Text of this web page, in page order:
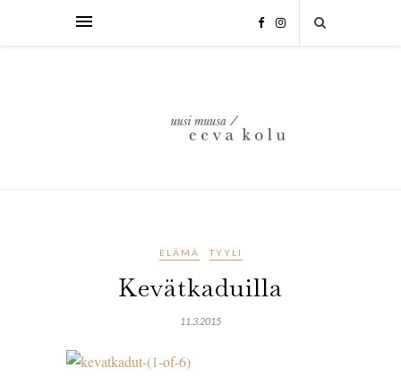
ELÄMÄ TYYLI
Kevätkaduilla
11.3.2015